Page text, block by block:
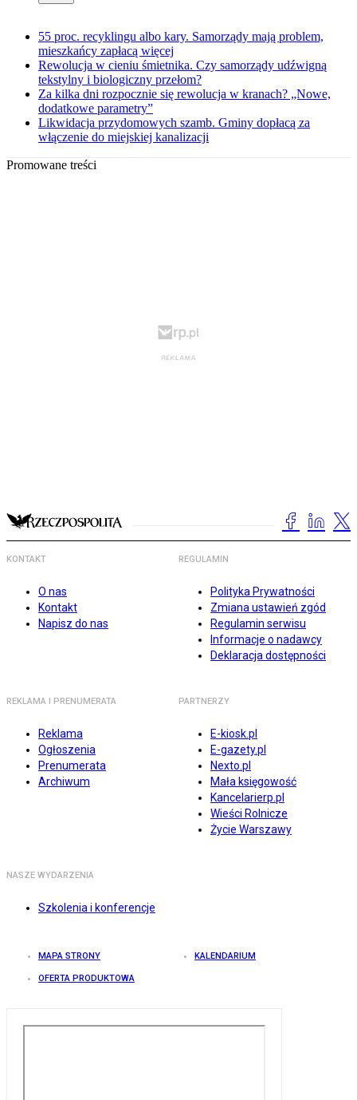
55 proc. recyklingu albo kary. Samorządy mają problem,
mieszkańcy zapłacą więcej
Rewolucja w cieniu śmietnika. Czy samorządy udźwigną
tekstylny i biologiczny przełom?
Za kilka dni rozpocznie się rewolucja w kranach? „Nowe,
dodatkowe parametry”
Likwidacja przydomowych szamb. Gminy dopłacą za
włączenie do miejskiej kanalizacji
Promowane treści
KONTAKT
O nas
Kontakt
Napisz do nas
REGULAMIN
Polityka Prywatności
Zmiana ustawień zgód
Regulamin serwisu
Informacje o nadawcy
Deklaracja dostępności
REKLAMA I PRENUMERATA
Reklama
Ogłoszenia
Prenumerata
Archiwum
PARTNERZY
E-kiosk.pl
E-gazety.pl
Nexto.pl
Mała księgowość
Kancelarierp.pl
Wieści Rolnicze
Życie Warszawy
NASZE WYDARZENIA
Szkolenia i konferencje
MAPA STRONY KALENDARIUM
OFERTA PRODUKTOWA